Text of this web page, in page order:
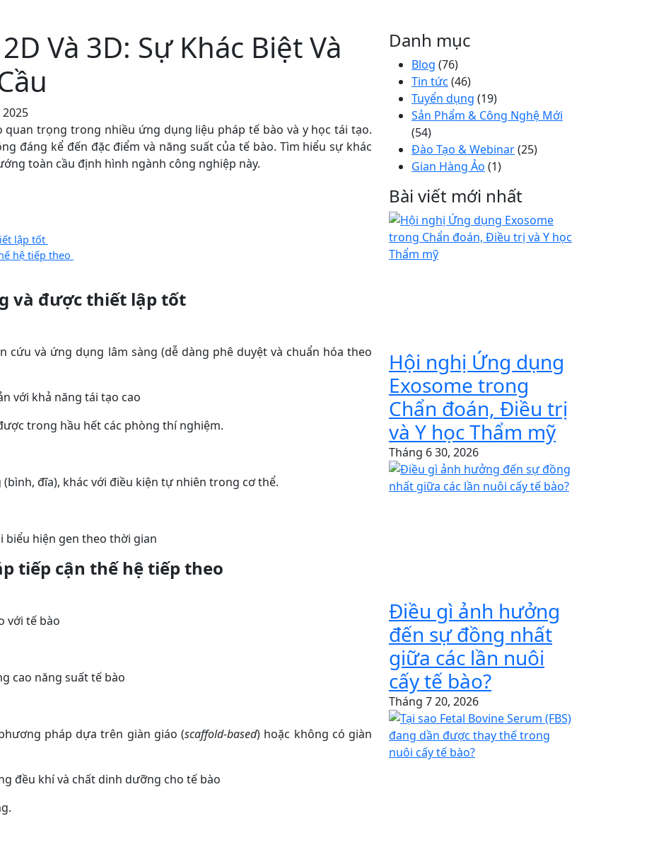
Và 3D: Sự Khác Biệt Và
quan trọng trong nhiều ứng dụng liệu pháp tế bào và y học tái tạo.
đáng kể đến đặc điểm và năng suất của tế bào. Tìm hiểu sự khác
toàn cầu định hình ngành công nghiệp này.
lập tốt
hệ tiếp theo
và được thiết lập tốt
và ứng dụng lâm sàng (dễ dàng phê duyệt và chuẩn hóa theo
với khả năng tái tạo cao
trong hầu hết các phòng thí nghiệm.
đĩa), khác với điều kiện tự nhiên trong cơ thể.
biểu hiện gen theo thời gian
tiếp cận thế hệ tiếp theo
với tế bào
cao năng suất tế bào
pháp dựa trên giàn giáo (scaffold-based) hoặc không có giàn
đều khí và chất dinh dưỡng cho tế bào
Danh mục
Blog (76)
Tin tức (46)
Tuyển dụng (19)
Sản Phẩm & Công Nghệ Mới
(54)
Đào Tạo & Webinar(25)
Gian Hàng Ảo (1)
Bài viết mới nhất
Hội nghị Ứng dụng
Exosome trong
Chẩn đoán, Điều trị
và Y học Thẩm mỹ
Tháng 6 30, 2026
Điều gì ảnh hưởng
đến sự đồng nhất
giữa các lần nuôi
cấy tế bào?
Tháng 7 20, 2026